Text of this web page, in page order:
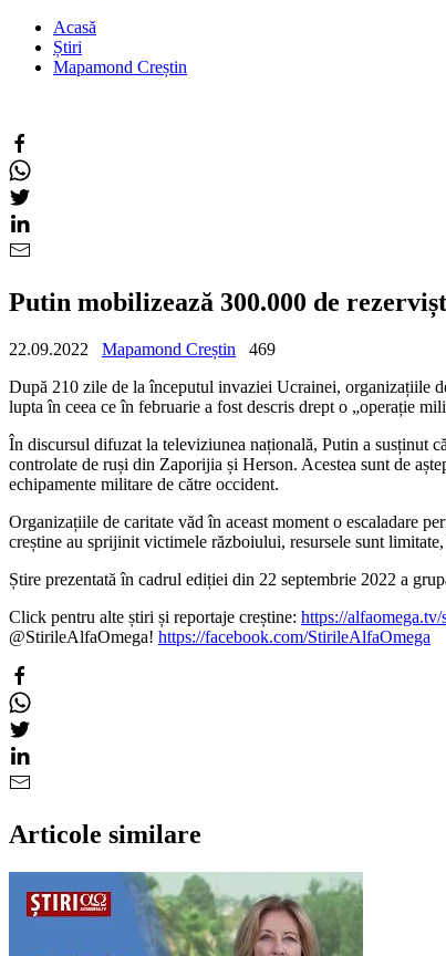
Acasă
Știri
Mapamond Creștin
Putin mobilizează 300.000 de
22.09.2022 Mapamond Creștin
469
După 210 zile de la începutul invaziei Ucrainei, organizațiile
lupta în ceea ce în februarie a fost descris drept o „operație
În discursul difuzat la televiziunea națională, Putin a susținut
controlate de ruși din Zaporijia și Herson. Acestea sunt de
echipamente militare de către occident.
Organizațiile de caritate văd în aceast moment o escaladare
creștine au sprijinit victimele războiului, resursele sunt
Știre prezentată în cadrul ediției din 22 septembrie 2022 a
Click pentru alte știri și reportaje creștine: https://alfaomega.tv/
@StirileAlfaOmega! https://facebook.com/StirileAlfaOmega
Articole similare